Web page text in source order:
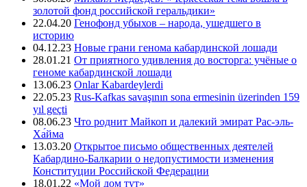
золотой фонд российской геральдики»
22.04.20 Генофонд убыхов – народа, ушедшего в
историю
04.12.23 Новые грани генома кабардинской лошади
28.01.21 От приятного удивления до восторга: учёные о
геноме кабардинской лошади
13.06.23 Onlar Kabardeylerdi
22.05.23 Rus-Kafkas savaşının sona ermesinin üzerinden 159
yıl geçti
08.06.23 Что роднит Майкоп и далекий эмират Рас-эль-
Ха́йма
13.03.20 Открытое письмо общественных деятелей
Кабардино-Балкарии о недопустимости изменения
Конституции Российской Федерации
18.01.22 «Мой дом тут»